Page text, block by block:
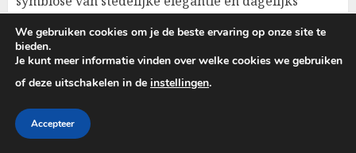
Het Geheim Achter een Perfecte, Vlekkeloze Make-
up – Diepgaande Analyse van Multifunctionele
Elegantie tussen de seizoenen: De stijlrituelen van de
We gebruiken cookies om je de beste ervaring op onze site te
bieden.
Je kunt meer informatie vinden over welke cookies we gebruiken
of deze uitschakelen in de instellingen.
Accepteer